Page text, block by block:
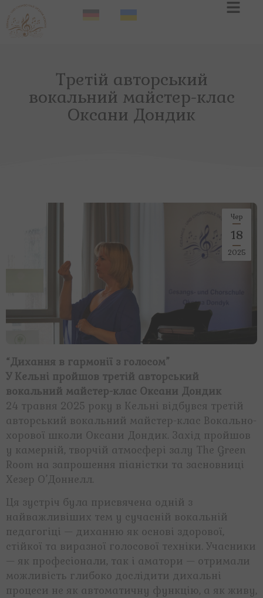
Третій авторський
вокальний майстер-клас
Оксани Дондик
Чер
18
2025
“Дихання в гармонії з голосом”
У Кельні пройшов третій авторський
вокальний майстер-клас Оксани Дондик
24 травня 2025 року в Кельні відбувся третій
авторський вокальний майстер-клас Вокально-
хорової школи Оксани Дондик. Захід пройшов
у камерній, творчій атмосфері залу The Green
Room на запрошення піаністки та засновниці
Хезер О’Доннелл.
Ця зустріч була присвячена одній з
найважливіших тем у сучасній вокальній
педагогіці — диханню як основі здорової,
стійкої та виразної голосової техніки. Учасники
— як професіонали, так і аматори — отримали
можливість глибоко дослідити дихальні
процеси не як автоматичну функцію, а як живу,